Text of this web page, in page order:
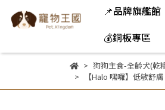
📌品牌旗艦館
💰銅板專區
狗狗主食-全齡犬(乾
【Halo 嘿囉】低敏舒